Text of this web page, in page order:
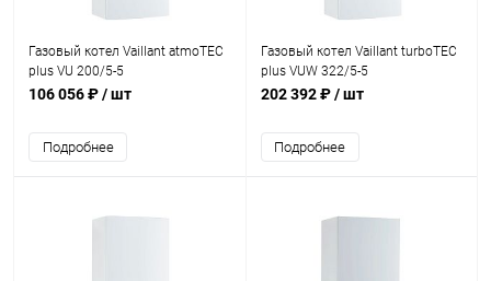
Газовый котел Vaillant atmoTEC
plus VU 200/5-5
106 056 ₽/ шт
Подробнее
Газовый котел Vaillant turboTEC
plus VUW 322/5-5
202 392 ₽/ шт
Подробнее